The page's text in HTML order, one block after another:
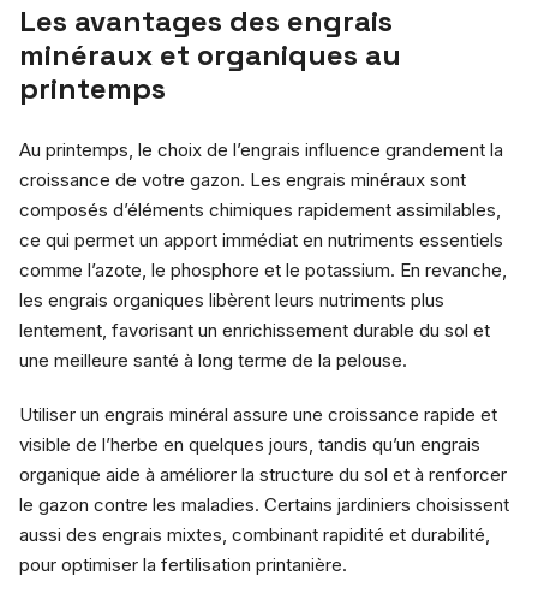
Les avantages des engrais
minéraux et organiques au
printemps
Au printemps, le choix de l’engrais influence grandement la
croissance de votre gazon. Les engrais minéraux sont
composés d’éléments chimiques rapidement assimilables,
ce qui permet un apport immédiat en nutriments essentiels
comme l’azote, le phosphore et le potassium. En revanche,
les engrais organiques libèrent leurs nutriments plus
lentement, favorisant un enrichissement durable du sol et
une meilleure santé à long terme de la pelouse.
Utiliser un engrais minéral assure une croissance rapide et
visible de l’herbe en quelques jours, tandis qu’un engrais
organique aide à améliorer la structure du sol et à renforcer
le gazon contre les maladies. Certains jardiniers choisissent
aussi des engrais mixtes, combinant rapidité et durabilité,
pour optimiser la fertilisation printanière.